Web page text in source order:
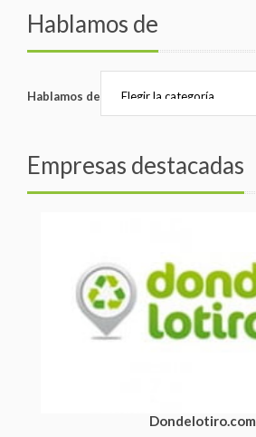
Hablamos de
Hablamos de
Empresas destacadas
Dondelotiro.com